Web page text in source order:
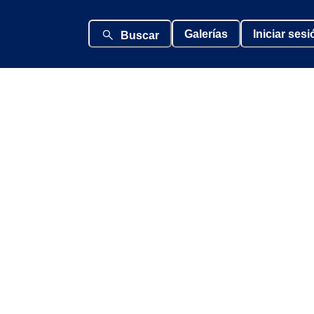
Buscar Galerías Iniciar